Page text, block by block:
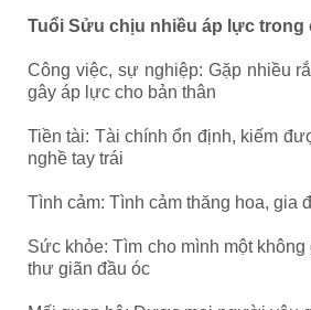
Tuổi Sửu chịu nhiều áp lực trong
Công việc, sự nghiệp: Gặp nhiều
gây áp lực cho bản thân
Tiền tài: Tài chính ổn định, kiếm
nghề tay trái
Tình cảm: Tình cảm thăng hoa, gia
Sức khỏe: Tìm cho mình một
thư giãn đầu óc